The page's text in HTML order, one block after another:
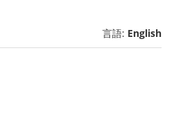
言語: English